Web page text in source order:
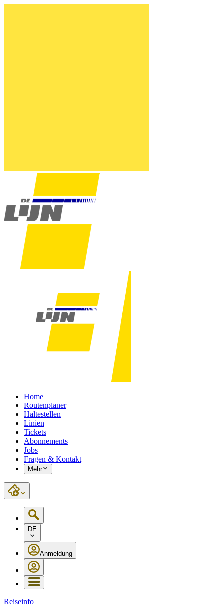
Home
Routenplaner
Haltestellen
Linien
Tickets
Abonnements
Jobs
Fragen & Kontakt
Mehr
DE
Anmeldung
Reiseinfo